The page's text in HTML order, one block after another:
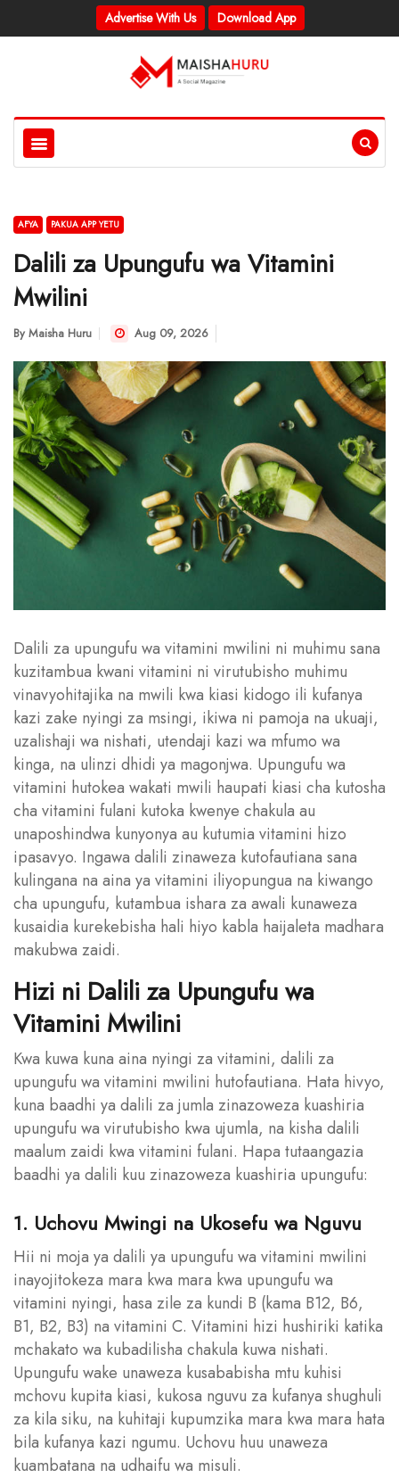
Advertise With Us Download App
AFYA PAKUA APP YETU
Dalili za Upungufu wa Vitamini
Mwilini
By Maisha Huru Aug 09, 2026
Dalili za upungufu wa vitamini mwilini ni muhimu sana
kuzitambua kwani vitamini ni virutubisho muhimu
vinavyohitajika na mwili kwa kiasi kidogo ili kufanya
kazi zake nyingi za msingi, ikiwa ni pamoja na ukuaji,
uzalishaji wa nishati, utendaji kazi wa mfumo wa
kinga, na ulinzi dhidi ya magonjwa. Upungufu wa
vitamini hutokea wakati mwili haupati kiasi cha kutosha
cha vitamini fulani kutoka kwenye chakula au
unaposhindwa kunyonya au kutumia vitamini hizo
ipasavyo. Ingawa dalili zinaweza kutofautiana sana
kulingana na aina ya vitamini iliyopungua na kiwango
cha upungufu, kutambua ishara za awali kunaweza
kusaidia kurekebisha hali hiyo kabla haijaleta madhara
makubwa zaidi.
Hizi ni Dalili za Upungufu wa
Vitamini Mwilini
Kwa kuwa kuna aina nyingi za vitamini, dalili za
upungufu wa vitamini mwilini hutofautiana. Hata hivyo,
kuna baadhi ya dalili za jumla zinazoweza kuashiria
upungufu wa virutubisho kwa ujumla, na kisha dalili
maalum zaidi kwa vitamini fulani. Hapa tutaangazia
baadhi ya dalili kuu zinazoweza kuashiria upungufu:
1. Uchovu Mwingi na Ukosefu wa Nguvu
Hii ni moja ya dalili ya upungufu wa vitamini mwilini
inayojitokeza mara kwa mara kwa upungufu wa
vitamini nyingi, hasa zile za kundi B (kama B12, B6,
B1, B2, B3) na vitamini C. Vitamini hizi hushiriki katika
mchakato wa kubadilisha chakula kuwa nishati.
Upungufu wake unaweza kusababisha mtu kuhisi
mchovu kupita kiasi, kukosa nguvu za kufanya shughuli
za kila siku, na kuhitaji kupumzika mara kwa mara hata
bila kufanya kazi ngumu. Uchovu huu unaweza
kuambatana na udhaifu wa misuli.